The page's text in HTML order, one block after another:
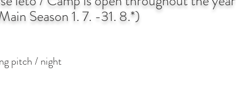
Season 1. 7. -31. 8.*)
pitch / night